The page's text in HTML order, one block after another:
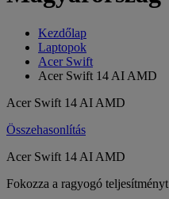
Kezdőlap
Laptopok
Acer Swift
Acer Swift 14 AI AMD
Acer Swift 14 AI AMD
Összehasonlítás
Acer Swift 14 AI AMD
Fokozza a ragyogó teljesítményt